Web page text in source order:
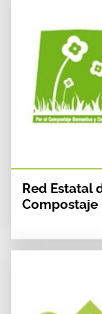
Red Estatal
Compostaje